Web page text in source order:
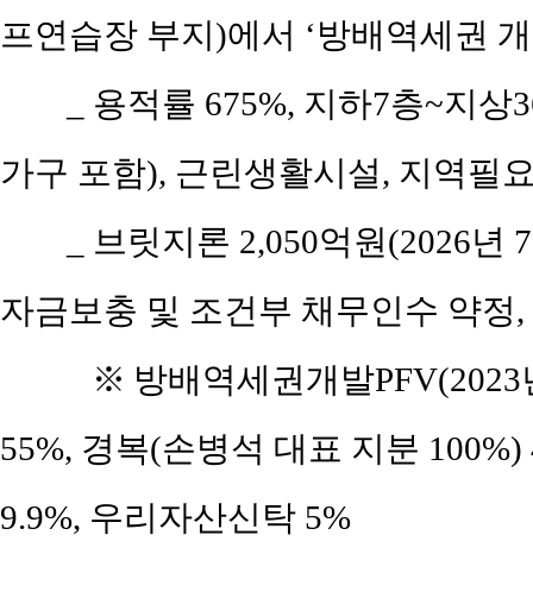
프연습장 부지)에서 ‘방배역세권
_ 용적률 675%, 지하7층~지
가구 포함), 근린생활시설, 지역필
_ 브릿지론 2,050억원(2026
자금보충 및 조건부 채무인수 약
※ 방배역세권개발
55%, 경복(손병석 대표 지분
9.9%, 우리자산신탁 5%